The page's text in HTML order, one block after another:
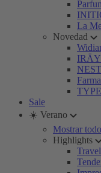
La
Novedad
Sale
☀️ Verano
Mostrar
Highlights